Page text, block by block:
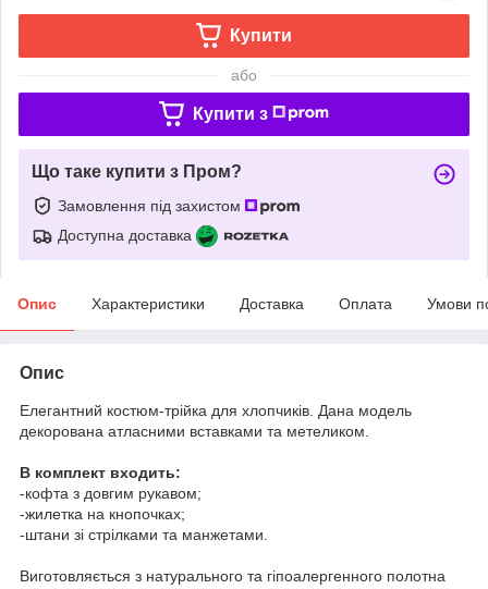
Купити
або
Купити з
Що таке купити з Пром?
Замовлення під захистом
Доступна доставка
Опис Характеристики Доставка Оплата Умови
Опис
Елегантний костюм-трійка для хлопчиків. Дана модель
декорована атласними вставками та метеликом.
В комплект входить:
-кофта з довгим рукавом;
-жилетка на кнопочках;
-штани зі стрілками та манжетами.
Виготовляється з натурального та гіпоалергенного полотна